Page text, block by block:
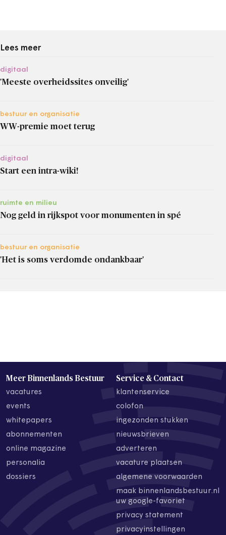
Lees meer
digitaal
'Meeste overheidssites onveilig'
bestuur en organisatie
WW-premie moet terug
digitaal
Start een intra-wiki!
ruimte en milieu
Nog geld in rijkspot voor monumenten in spé
bestuur en organisatie
'Het is soms verdomde ondankbaar'
Meer Binnenlands Bestuur
vacatures
events
whitepapers
abonnementen
online magazine
personalia
dossiers
Service & Contact
klantenservice
colofon
ingezonden stukken
nieuwsbrieven
adverteren
vacature plaatsen
algemene voorwaarden
maak binnenlandsbestuur.nl
uw google-favoriet
privacy statement
privacyinstellingen